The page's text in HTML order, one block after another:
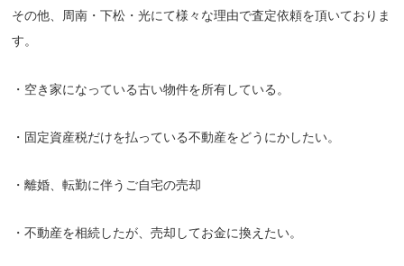
その他、周南・下松・光にて様々な理由で査定依頼を頂いておりま
す。
・空き家になっている古い物件を所有している。
・固定資産税だけを払っている不動産をどうにかしたい。
・離婚、転勤に伴うご自宅の売却
・不動産を相続したが、売却してお金に換えたい。